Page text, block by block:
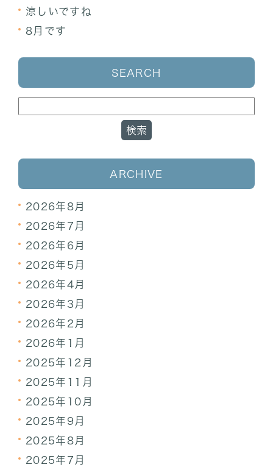
涼しいですね
8月です
SEARCH
ARCHIVE
2026年8月
2026年7月
2026年6月
2026年5月
2026年4月
2026年3月
2026年2月
2026年1月
2025年12月
2025年11月
2025年10月
2025年9月
2025年8月
2025年7月